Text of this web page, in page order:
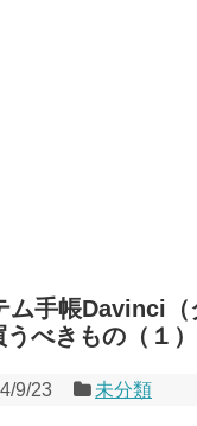
ム手帳Davinci（
べきもの（１）
9/23 未分類